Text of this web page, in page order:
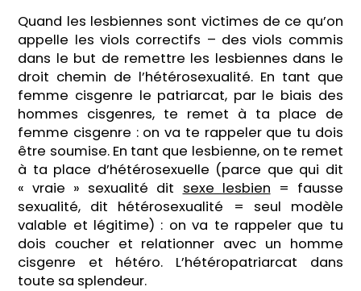
Quand les lesbiennes sont victimes de ce qu’on
appelle les viols correctifs – des viols commis
dans le but de remettre les lesbiennes dans le
droit chemin de l’hétérosexualité. En tant que
femme cisgenre le patriarcat, par le biais des
hommes cisgenres, te remet à ta place de
femme cisgenre : on va te rappeler que tu dois
être soumise. En tant que lesbienne, on te remet
à ta place d’hétérosexuelle (parce que qui dit
« vraie » sexualité dit sexe lesbien = fausse
sexualité, dit hétérosexualité = seul modèle
valable et légitime) : on va te rappeler que tu
dois coucher et relationner avec un homme
cisgenre et hétéro. L’hétéropatriarcat dans
toute sa splendeur.